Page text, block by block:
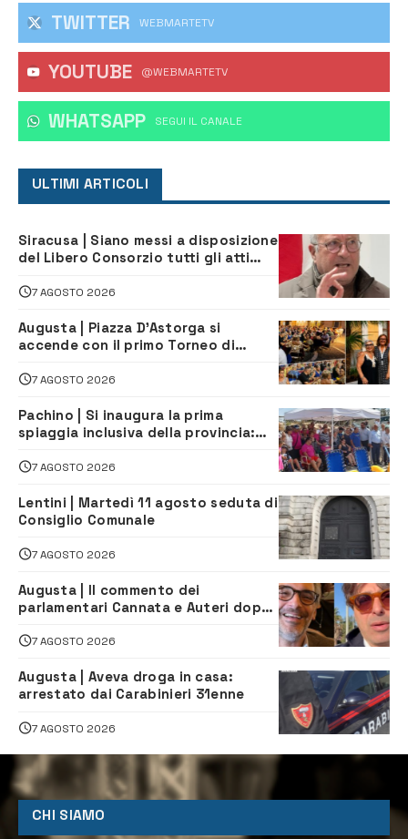
TWITTER WEBMARTETV
YOUTUBE @WEBMARTETV
WHATSAPP ‎SEGUI IL CANALE
ULTIMI ARTICOLI
Siracusa | Siano messi a disposizione
del Libero Consorzio tutti gli atti
7 AGOSTO 2026
Augusta | Piazza D’Astorga si
accende con il primo Torneo di
7 AGOSTO 2026
Pachino | Si inaugura la prima
spiaggia inclusiva della provincia:
tutti
7 AGOSTO 2026
Lentini | Martedì 11 agosto seduta di
Consiglio Comunale
7 AGOSTO 2026
Augusta | Il commento dei
parlamentari Cannata e Auteri dopo
depuratore
7 AGOSTO 2026
Augusta | Aveva droga in casa:
arrestato dai Carabinieri 31enne
7 AGOSTO 2026
CHI SIAMO